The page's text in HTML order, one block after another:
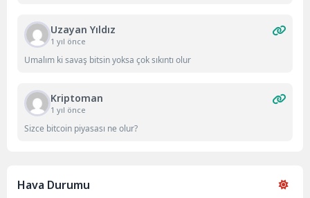
Uzayan Yıldız
1 yıl önce
Umalım ki savaş bitsin yoksa çok sıkıntı olur
Kriptoman
1 yıl önce
Sizce bitcoin piyasası ne olur?
Hava Durumu